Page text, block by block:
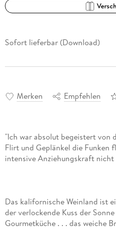
Sofort lieferbar (Download)
Merken Empfehlen
"Ich war absolut begeistert von
Flirt und Geplänkel die Funken
Das kalifornische Weinland ist
der verlockende Kuss der
Gourmetküche . . . das weiche